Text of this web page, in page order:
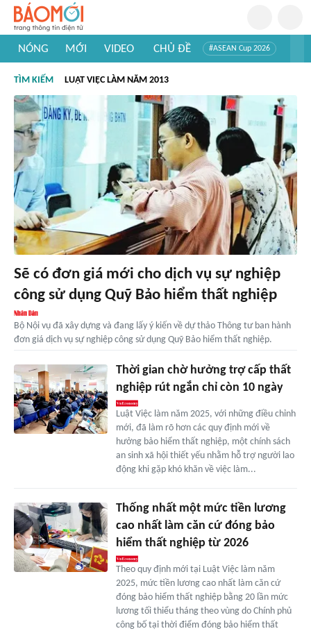
NÓNG MỚI VIDEO CHỦ ĐỀ #ASEAN Cup 2026
#Khám phá thế giới
TÌM KIẾM LUẬT VIỆC LÀM NĂM 2013
Sẽ có đơn giá mới cho dịch vụ sự nghiệp
công sử dụng Quỹ Bảo hiểm thất nghiệp
Bộ Nội vụ đã xây dựng và đang lấy ý kiến về dự thảo Thông tư ban hành
đơn giá dịch vụ sự nghiệp công sử dụng Quỹ Bảo hiểm thất nghiệp.
Thời gian chờ hưởng trợ cấp thất
nghiệp rút ngắn chỉ còn 10 ngày
Luật Việc làm năm 2025, với những điều chỉnh
mới, đã làm rõ hơn các quy định mới về
hưởng bảo hiểm thất nghiệp, một chính sách
an sinh xã hội thiết yếu nhằm hỗ trợ người lao
động khi gặp khó khăn về việc làm...
Thống nhất một mức tiền lương
cao nhất làm căn cứ đóng bảo
hiểm thất nghiệp từ 2026
Theo quy định mới tại Luật Việc làm năm
2025, mức tiền lương cao nhất làm căn cứ
đóng bảo hiểm thất nghiệp bằng 20 lần mức
lương tối thiểu tháng theo vùng do Chính phủ
công bố tại thời điểm đóng bảo hiểm thất